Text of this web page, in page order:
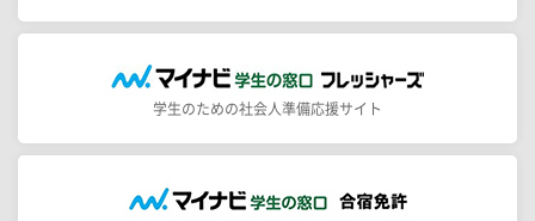
学生のための社会人準備応援サイト